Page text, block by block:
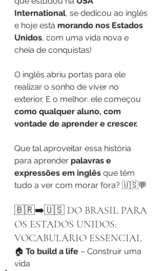
International, se dedicou ao inglês
e hoje está morando nos Estados
Unidos, com uma vida nova e
cheia de conquistas!
O inglês abriu portas para ele
realizar o sonho de viver no
exterior. E o melhor: ele começou
como qualquer aluno, com
vontade de aprender e crescer.
Que tal aproveitar essa história
para aprender palavras e
expressões em inglês que têm
tudo a ver com morar fora? 🇺🇸💬
🇧🇷➡️🇺🇸 DO BRASIL PARA
OS ESTADOS UNIDOS:
VOCABULÁRIO ESSENCIAL
🏠 To build a life – Construir uma
vida